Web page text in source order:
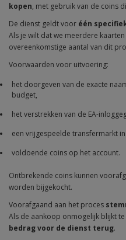
kopen, met gebruik van de coins
De dienst geldt voor één
Als je wilt dat we meerdere
overeenkomstige aantal van dit
Voorwaarden voor uitvoering:
het doorgeven van de exacte
budget,
het verstrekken van de EA-
een vrijgespeelde transfermarkt
voldoende coins op het account.
Ontbrekende coins kunnen
worden bijgekocht.
Voorafgaand aan het proces
Als de aankoop onmogelijk blijkt te
bedrag voor de dienst terug.